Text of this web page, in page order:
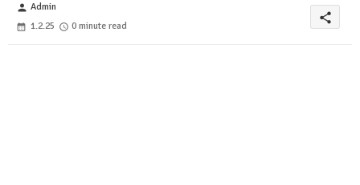
person Admin
1.2.25
0 minute read
share